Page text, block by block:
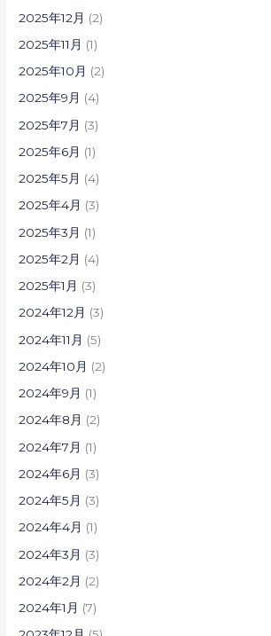
2025年12月 (2)
2025年11月 (1)
2025年10月 (2)
2025年9月 (4)
2025年7月 (3)
2025年6月 (1)
2025年5月 (4)
2025年4月 (3)
2025年3月 (1)
2025年2月 (4)
2025年1月 (3)
2024年12月 (3)
2024年11月 (5)
2024年10月 (2)
2024年9月 (1)
2024年8月 (2)
2024年7月 (1)
2024年6月 (3)
2024年5月 (3)
2024年4月 (1)
2024年3月 (3)
2024年2月 (2)
2024年1月 (7)